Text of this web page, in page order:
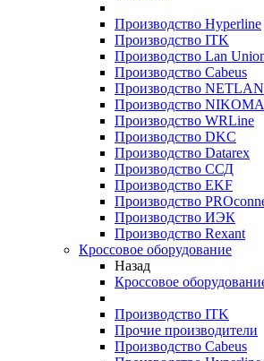
Производство Hyperline
Производство ITK
Производство Lan
Производство Cabeus
Производство NETLAN
Производство
Производство WRLine
Производство DKC
Производство Datarex
Производство ССД
Производство EKF
Производство
Производство ИЭК
Производство Rexant
Кроссовое оборудование
Назад
Кроссовое
Производство ITK
Прочие производители
Производство Cabeus